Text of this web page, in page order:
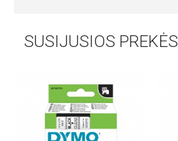
SUSIJUSIOS PREKĖS